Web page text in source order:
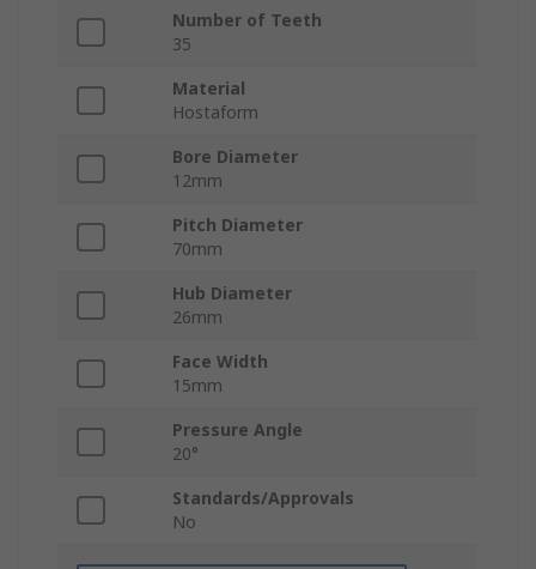
Number of Teeth
35
Material
Hostaform
Bore Diameter
12mm
Pitch Diameter
70mm
Hub Diameter
26mm
Face Width
15mm
Pressure Angle
20°
Standards/Approvals
No